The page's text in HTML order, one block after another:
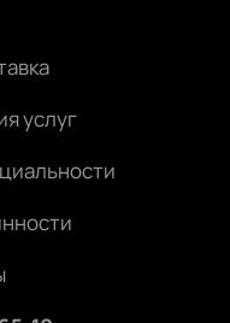
услуг